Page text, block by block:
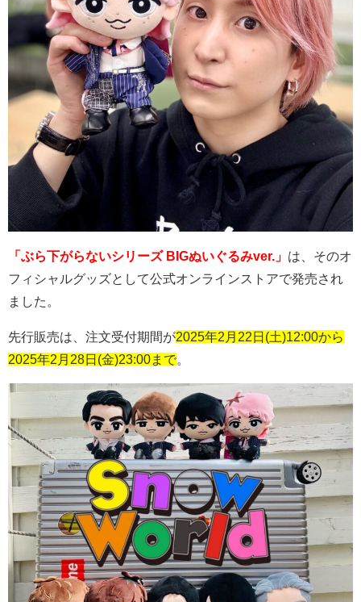
「ぶら下がらないシリーズ BIGぬいぐるみver.」 は、そのオ
フィシャルグッズとして公式オンラインストアで発売され
ました。
先行販売は、注文受付期間が2025年2月22日(土)12:00から
2025年2月28日(金)23:00まで。